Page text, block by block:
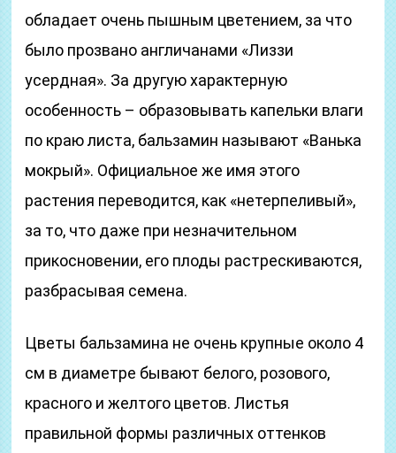
обладает очень пышным цветением, за что
было прозвано англичанами «Лиззи
усердная». За другую характерную
особенность – образовывать капельки влаги
по краю листа, бальзамин называют «Ванька
мокрый». Официальное же имя этого
растения переводится, как «нетерпеливый»,
за то, что даже при незначительном
прикосновении, его плоды растрескиваются,
разбрасывая семена.
Цветы бальзамина не очень крупные около 4
см в диаметре бывают белого, розового,
красного и желтого цветов. Листья
правильной формы различных оттенков